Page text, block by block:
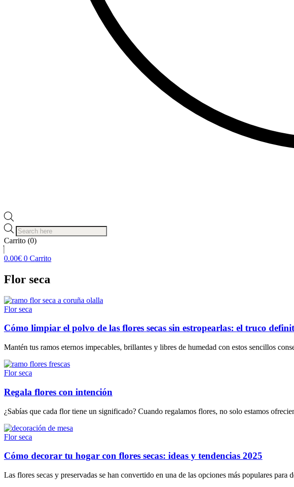
Búsqueda
de
productos
Carrito (0)
0.00€ 0 Carrito
Flor seca
Flor seca
Cómo limpiar el polvo de las flores secas sin estropearlas: el truco
Mantén tus ramos eternos impecables, brillantes y libres de humedad con estos sencillos
Flor seca
Regala flores con intención
¿Sabías que cada flor tiene un significado? Cuando regalamos flores, no solo estamos
Flor seca
Cómo decorar tu hogar con flores secas: ideas y tendencias 2025
Las flores secas y preservadas se han convertido en una de las opciones más populares